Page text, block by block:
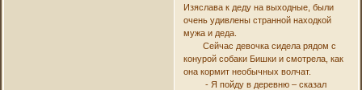
Изяслава к деду на выходные, были
очень удивлены странной находкой
мужа и деда.
Сейчас девочка сидела рядом с
конурой собаки Бишки и смотрела, как
она кормит необычных волчат.
- Я пойду в деревню – сказал